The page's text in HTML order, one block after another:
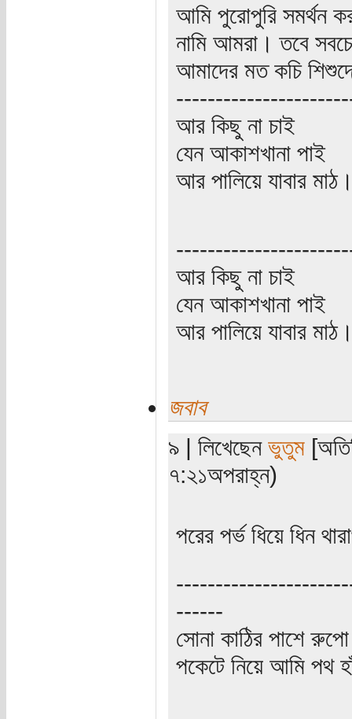
আমি পুরোপুরি সমর্থন
নামি আমরা। তবে
আমাদের মত কচি
আর কিছু না চাই
যেন আকাশখানা পাই
আর পালিয়ে যাবার
আর কিছু না চাই
যেন আকাশখানা পাই
আর পালিয়ে যাবার
জবাব
৯ | লিখেছেন ভুতুম
৭:২১অপরাহ্ন)
পরের পর্ভ ধিয়ে ধিন
------
সোনা কাঠির পাশে রুপো
পকেটে নিয়ে আমি পথ